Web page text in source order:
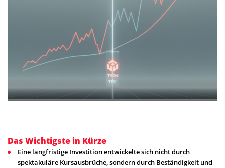
Das Wichtigste in Kürze
Eine langfristige Investition entwickelte sich nicht durch
spektakuläre Kursausbrüche, sondern durch Beständigkeit und